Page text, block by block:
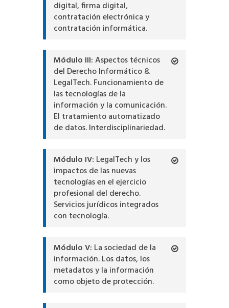
digital, firma digital,
contratación electrónica y
contratación informática.
Módulo III:Aspectos técnicos
del Derecho Informático &
LegalTech. Funcionamiento de
las tecnologías de la
información y la comunicación.
El tratamiento automatizado
de datos. Interdisciplinariedad.
Módulo IV: LegalTech y los
impactos de las nuevas
tecnologías en el ejercicio
profesional del derecho.
Servicios jurídicos integrados
con tecnología.
Módulo V: La sociedad de la
información. Los datos, los
metadatos y la información
como objeto de protección.